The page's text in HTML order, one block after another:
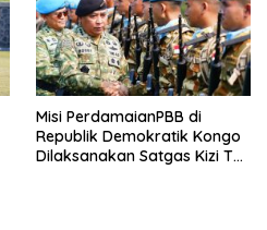
Misi PerdamaianPBB di
Republik Demokratik Kongo
Dilaksanakan Satgas Kizi TNI